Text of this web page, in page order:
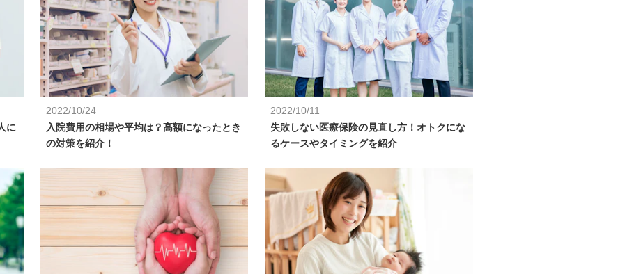
に
2022/10/24
入院費用の相場や平均は？高額になったとき
の対策を紹介！
2022/10/11
失敗しない医療保険の見直し方！オトクにな
るケースやタイミングを紹介